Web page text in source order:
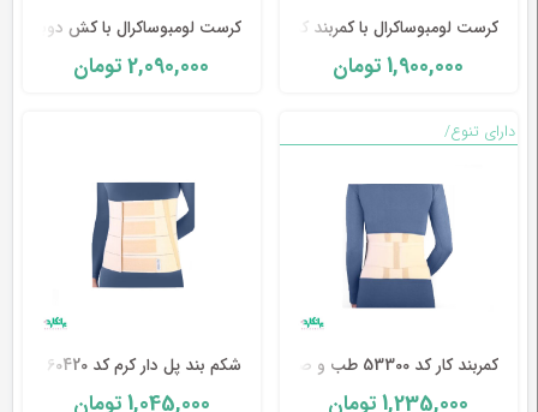
کرست لومبوساکرال با کمربند کد 53200 طب و صنعت
1,900,000 تومان
کرست لومبوساکرال با کش دوبل کد 53100 طب و صنعت
2,090,000 تومان
دارای تنوع/
کمربند کار کد 53300 طب و صنعت
1,235,000 تومان
شکم بند پل دار کرم کد 60420 طب و صنعت
1,045,000تومان